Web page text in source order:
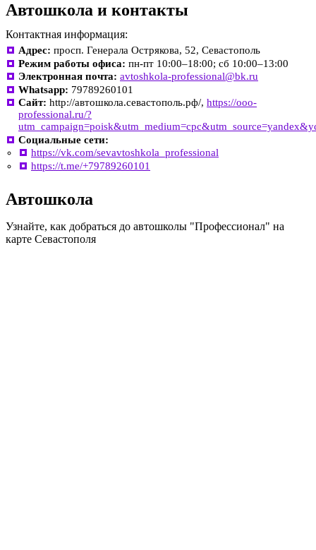
Автошкола и контакты
Контактная информация:
Адрес: просп. Генерала Острякова, 52, Севастополь
Режим работы офиса: пн-пт 10:00–18:00; сб 10:00–13:00
Электронная почта: avtoshkola-professional@bk.ru
Whatsapp: 79789260101
Сайт: http://автошкола.севастополь.рф/, https://ooo-
professional.ru/?
Социальные сети:
https://vk.com/sevavtoshkola_professional
https://t.me/+79789260101
Автошкола
Узнайте, как добраться до автошколы "Профессионал" на
карте Севастополя